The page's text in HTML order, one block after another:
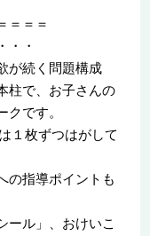
＝＝＝
・・
が続く問題構成
柱で、お子さんの
クです。
１枚ずつはがして
の指導ポイントも
ール」、おけいこ